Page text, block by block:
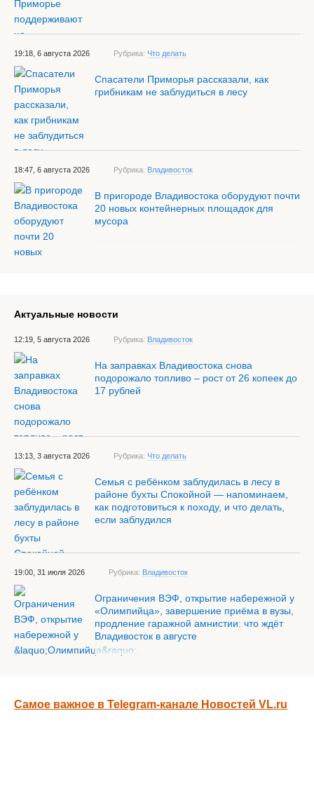
19:18, 6 августа 2026 Рубрика: Что делать
Спасатели Приморья рассказали, как
грибникам не заблудиться в лесу
18:47, 6 августа 2026 Рубрика: Владивосток
В пригороде Владивостока оборудуют почти
20 новых контейнерных площадок для
мусора
Актуальные новости
12:19, 5 августа 2026 Рубрика: Владивосток
На заправках Владивостока снова
подорожало топливо – рост от 26 копеек до
17 рублей
13:13, 3 августа 2026 Рубрика: Что делать
Семья с ребёнком заблудилась в лесу в
районе бухты Спокойной — напоминаем,
как подготовиться к походу, и что делать,
если заблудился
19:00, 31 июля 2026 Рубрика: Владивосток
Ограничения ВЭФ, открытие набережной у
«Олимпийца», завершение приёма в вузы,
продление гаражной амнистии: что ждёт
Владивосток в августе
Самое важное в Telegram-канале Новостей VL.ru